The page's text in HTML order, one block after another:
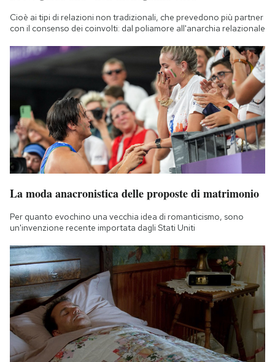
Cioè ai tipi di relazioni non tradizionali, che prevedono più partner
con il consenso dei coinvolti: dal poliamore all'anarchia relazionale
La moda anacronistica delle proposte di matrimonio
Per quanto evochino una vecchia idea di romanticismo, sono
un'invenzione recente importata dagli Stati Uniti